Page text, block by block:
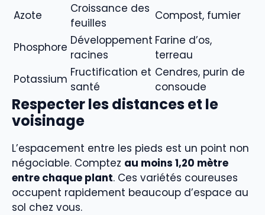
Azote
Croissance des
feuilles
Compost, fumier
Phosphore Développement
racines
Farine d’os,
terreau
Potassium Fructification et
santé
Cendres, purin de
consoude
Respecter les distances et le
voisinage
L’espacement entre les pieds est un point non
négociable. Comptez au moins 1,20 mètre
entre chaque plant. Ces variétés coureuses
occupent rapidement beaucoup d’espace au
sol chez vous.